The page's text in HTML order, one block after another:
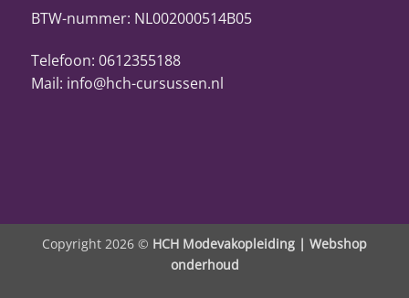
BTW-nummer: NL002000514B05
Telefoon: 0612355188
Mail: info@hch-cursussen.nl
Copyright 2026 © HCH Modevakopleiding | Webshop
onderhoud